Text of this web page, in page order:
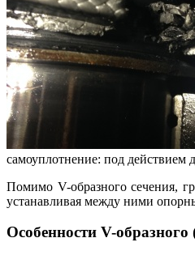
самоуплотнение: под
Помимо V-образного сечения,
устанавливая между ними
Особенности V-